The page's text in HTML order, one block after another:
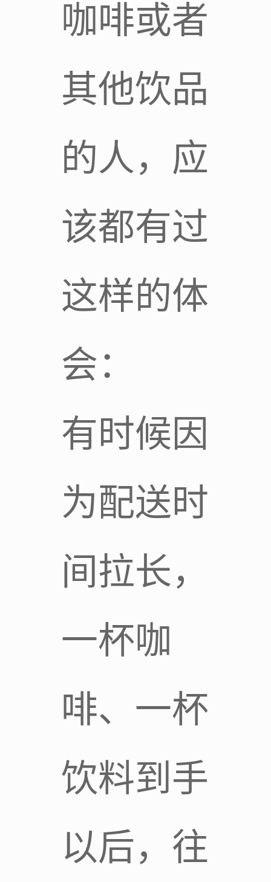
咖啡或者
其他饮品
的人，应
该都有过
这样的体
会：
有时候因
为配送时
间拉长，
一杯咖
啡、一杯
饮料到手
以后，往